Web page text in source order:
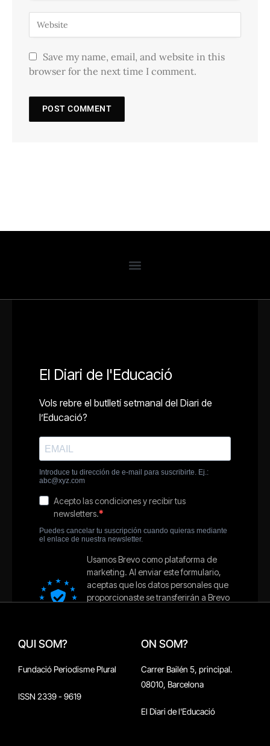
Save my name, email, and website in this
browser for the next time I comment.
QUI SOM?
Fundació Periodisme Plural
ISSN 2339 - 9619
ON SOM?
Carrer Bailén 5, principal.
08010, Barcelona
El Diari de l'Educació